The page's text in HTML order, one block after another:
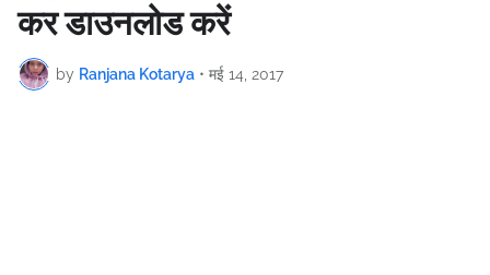
कर डाउनलोड करें
by Ranjana Kotarya • मई 14, 2017